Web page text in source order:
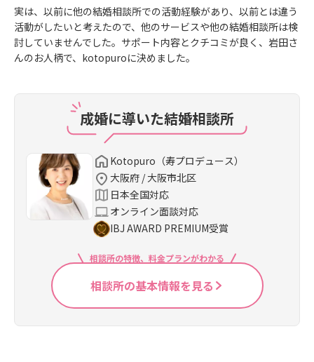
実は、以前に他の結婚相談所での活動経験があり、以前とは違う
活動がしたいと考えたので、他のサービスや他の結婚相談所は検
討していませんでした。サポート内容とクチコミが良く、岩田さ
んのお人柄で、kotopuroに決めました。
成婚に導いた結婚相談所
Kotopuro（寿プロデュース）
大阪府 / 大阪市北区
日本全国対応
オンライン面談対応
IBJ AWARD PREMIUM受賞
相談所の特徴、料金プランがわかる
相談所の基本情報を見る